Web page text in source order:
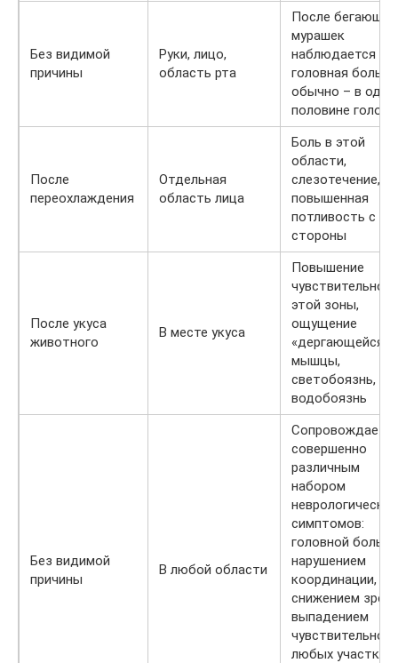
Без видимой
причины
Руки, лицо,
область рта
После бегающих
мурашек
наблюдается
головная боль,
обычно – в
половине головы
После
переохлаждения
Отдельная
область лица
Боль в этой
области,
слезотечение,
повышенная
потливость с
стороны
После укуса
животного
В месте укуса
Повышение
этой зоны,
ощущение
«дергающейся»
мышцы,
светобоязнь,
водобоязнь
Без видимой
причины
В любой области
совершенно
различным
набором
неврологических
симптомов:
головной болью,
нарушением
координации,
снижением
выпадением
любых участков